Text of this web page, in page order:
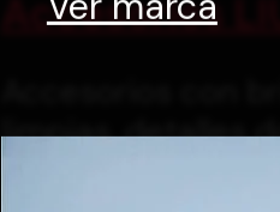
Accesorios
limpias, detalles